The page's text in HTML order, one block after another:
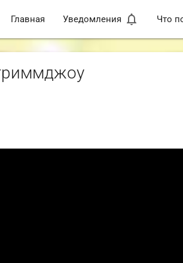
Главная Уведомления notifications_none Что